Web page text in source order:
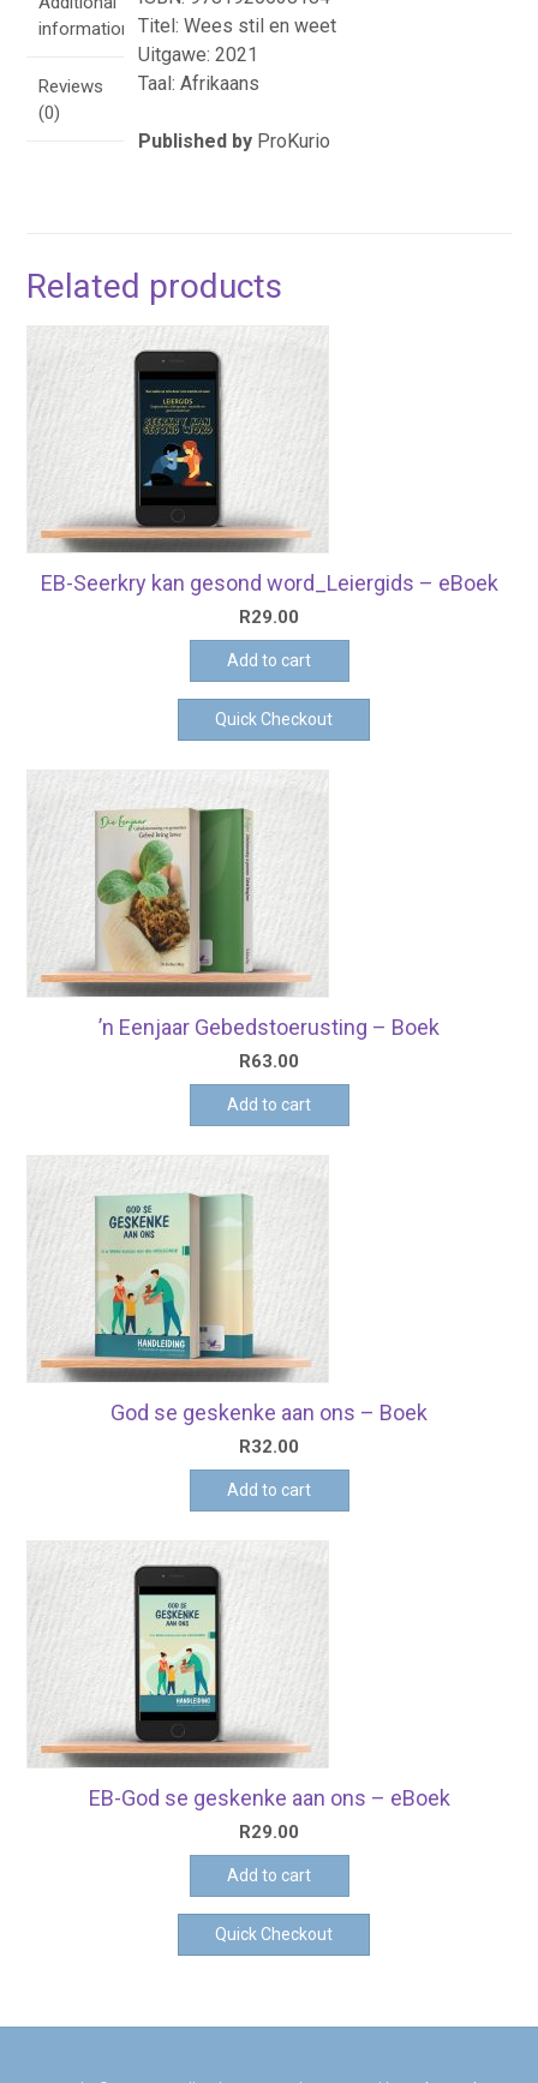
information
Reviews
(0)
Titel: Wees stil en weet
Uitgawe: 2021
Taal: Afrikaans
Published byProKurio
Related products
EB-Seerkry kan gesond word_Leiergids – eBoek
R29.00
Add to cart
Quick Checkout
’n Eenjaar Gebedstoerusting – Boek
R63.00
Add to cart
God se geskenke aan ons – Boek
R32.00
Add to cart
EB-God se geskenke aan ons – eBoek
R29.00
Add to cart
Quick Checkout